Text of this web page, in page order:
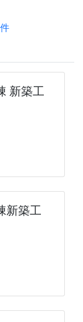
新築工
新築工